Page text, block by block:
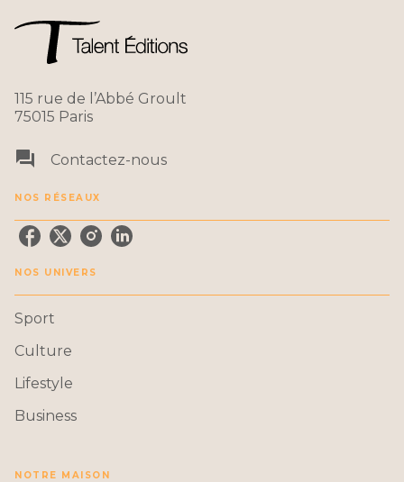
115 rue de l’Abbé Groult
75015 Paris
question_answer Contactez-nous
NOS RÉSEAUX
NOS UNIVERS
Sport
Culture
Lifestyle
Business
NOTRE MAISON